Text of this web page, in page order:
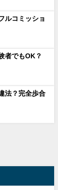
ルコミッショ
者でもOK？
法？完全歩合